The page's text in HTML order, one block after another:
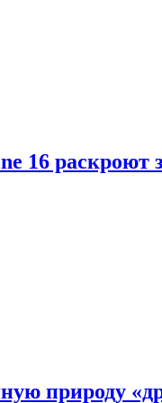
16 раскроют
природу